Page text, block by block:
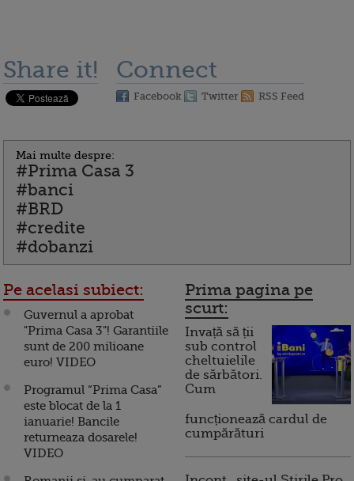
Share it! Connect
Facebook Twitter RSS Feed
Mai multe despre:
#Prima Casa 3
#banci
#BRD
#credite
#dobanzi
Pe acelasi subiect:
Guvernul a aprobat
"Prima Casa 3"! Garantiile
sunt de 200 milioane
euro! VIDEO
Programul “Prima Casa”
este blocat de la 1
ianuarie! Bancile
returneaza dosarele!
VIDEO
Prima pagina pe
scurt:
Invață să ții
sub control
cheltuielile
de sărbători.
Cum
funcționează cardul de
cumpărături